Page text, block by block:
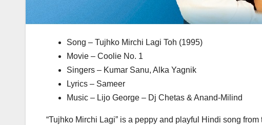
Song – Tujhko Mirchi Lagi Toh (1995)
Movie – Coolie No. 1
Singers – Kumar Sanu, Alka Yagnik
Lyrics – Sameer
Music – Lijo George – Dj Chetas & Anand-Milind
“Tujhko Mirchi Lagi” is a peppy and playful Hindi song